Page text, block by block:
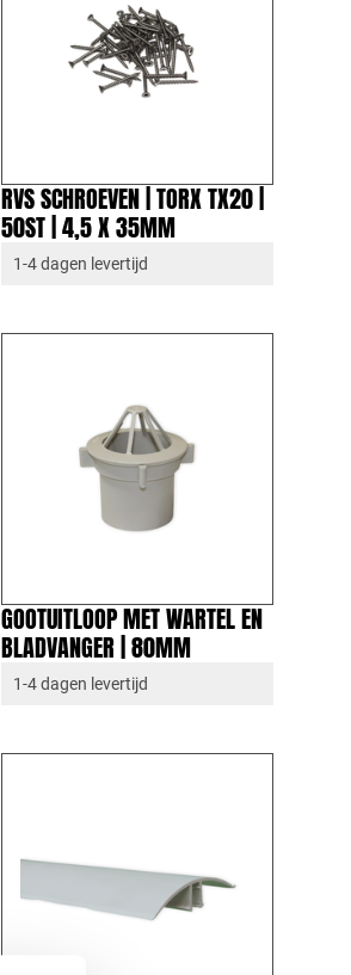
RVS SCHROEVEN | TORX TX20 |
50ST | 4,5 X 35MM
1-4 dagen levertijd
GOOTUITLOOP MET WARTEL EN
BLADVANGER | 80MM
1-4 dagen levertijd